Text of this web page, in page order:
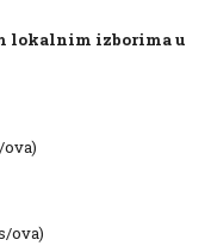
lokalnim izborima u
ova)
ova)